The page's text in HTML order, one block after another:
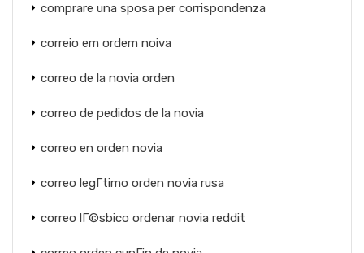
comprare una sposa per corrispondenza
correio em ordem noiva
correo de la novia orden
correo de pedidos de la novia
correo en orden novia
correo legГ­timo orden novia rusa
correo lГ©sbico ordenar novia reddit